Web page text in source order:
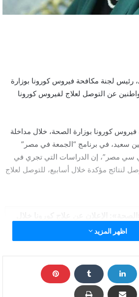
لجنة مكافحة فيروس كورونا بوزارة
عن التوصل لعلاج لفيروس كورونا
كورونا بوزارة الصحة، خلال مداخلة
سعيد، في برنامج “الجمعة في مصر”
سي مصر”، إن الدراسات التي تجري في
لنتائج مؤكدة خلال أسابيع، للتوصل لعلاج
أسابيع
اظهر المزيد